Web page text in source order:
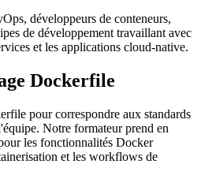
de Code
développeurs de conteneurs,
de développement travaillant avec
et les applications cloud-native.
Dockerfile
pour correspondre aux standards
Notre formateur prend en
les fonctionnalités Docker
et les workflows de